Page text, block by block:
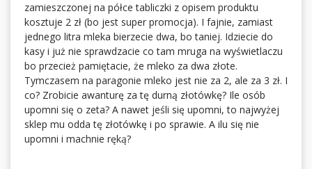
zamieszczonej na półce tabliczki z opisem produktu
kosztuje 2 zł (bo jest super promocja). I fajnie, zamiast
jednego litra mleka bierzecie dwa, bo taniej. Idziecie do
kasy i już nie sprawdzacie co tam mruga na wyświetlaczu
bo przecież pamiętacie, że mleko za dwa złote.
Tymczasem na paragonie mleko jest nie za 2, ale za 3 zł. I
co? Zrobicie awanturę za tę durną złotówkę? Ile osób
upomni się o zeta? A nawet jeśli się upomni, to najwyżej
sklep mu odda tę złotówkę i po sprawie. A ilu się nie
upomni i machnie ręką?